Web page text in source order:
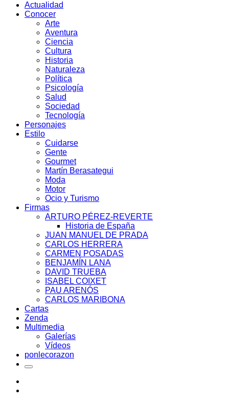
Actualidad
Conocer
Arte
Aventura
Ciencia
Cultura
Historia
Naturaleza
Política
Psicología
Salud
Sociedad
Tecnología
Personajes
Estilo
Cuidarse
Gente
Gourmet
Martín Berasategui
Moda
Motor
Ocio y Turismo
Firmas
ARTURO PÉREZ-REVERTE
Historia de España
JUAN MANUEL DE PRADA
CARLOS HERRERA
CARMEN POSADAS
BENJAMÍN LANA
DAVID TRUEBA
ISABEL COIXET
PAU ARENÓS
CARLOS MARIBONA
Cartas
Zenda
Multimedia
Galerías
Vídeos
ponlecorazon